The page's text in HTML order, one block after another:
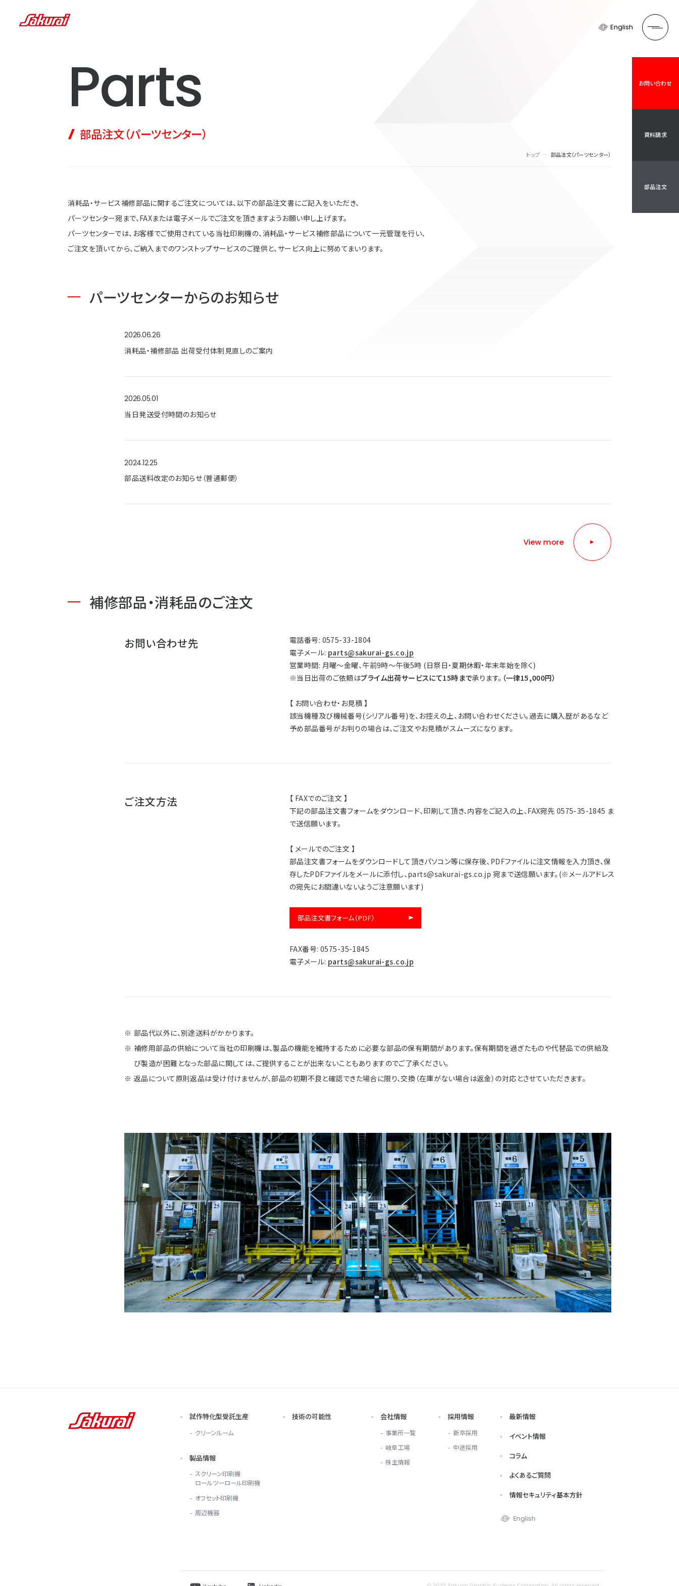
English
お問い合わせ
資料請求
部品注文
Parts
部品注文（パーツセンター）
トップ 部品注文（パーツセンター）
消耗品・サービス補修部品に関するご注文については、以下の部品注文書にご記入をいただき、
パーツセンター宛まで、FAXまたは電子メールでご注文を頂きますようお願い申し上げます。
パーツセンターでは、お客様でご使用されている当社印刷機の、消耗品・サービス補修部品について一元管理を行い、
ご注文を頂いてから、ご納入までのワンストップサービスのご提供と、サービス向上に努めてまいります。
パーツセンターからのお知らせ
2026.06.26
消耗品・補修部品 出荷受付体制見直しのご案内
2026.05.01
当日発送受付時間のお知らせ
2024.12.25
部品送料改定のお知らせ（普通郵便）
View more
補修部品・消耗品のご注文
お問い合わせ先
電話番号: 0575-33-1804
電子メール: parts@sakurai-gs.co.jp
営業時間: 月曜～金曜、午前9時～午後5時 (日祭日・夏期休暇・年末年始を除く)
※当日出荷のご依頼はプライム出荷サービスにて15時まで承ります。 （一律15,000円）
【 お問い合わせ・お見積 】
該当機種及び機械番号(シリアル番号)を、お控えの上、お問い合わせください。過去に購入歴があるなど
予め部品番号がお判りの場合は、ご注文やお見積がスムーズになります。
ご注文方法
【 FAXでのご注文 】
下記の部品注文書フォームをダウンロード、印刷して頂き、内容をご記入の上、FAX宛先 0575-35-1845 ま
で送信願います。
【 メールでのご注文 】
部品注文書フォームをダウンロードして頂きパソコン等に保存後、PDFファイルに注文情報を入力頂き、保
存したPDFファイルをメールに添付し、parts@sakurai-gs.co.jp 宛まで送信願います。(※メールアドレス
の宛先にお間違いないようご注意願います)
部品注文書フォーム（PDF）
FAX番号: 0575-35-1845
電子メール: parts@sakurai-gs.co.jp
部品代以外に、別途送料がかかります。
補修用部品の供給について当社の印刷機は、製品の機能を維持するために必要な部品の保有期間があります。保有期間を過ぎたものや代替品での供給及
び製造が困難となった部品に関しては、ご提供することが出来ないこともありますのでご了承ください。
返品について原則返品は受け付けませんが、部品の初期不良と確認できた場合に限り、交換（在庫がない場合は返金）の対応とさせていただきます。
試作特化型受託生産
クリーンルーム
製品情報
スクリーン印刷機
ロールツーロール印刷機
オフセット印刷機
周辺機器
技術の可能性 会社情報
事業所一覧
岐阜工場
株主情報
採用情報
新卒採用
中途採用
最新情報
イベント情報
コラム
よくあるご質問
情報セキュリティ基本方針
English